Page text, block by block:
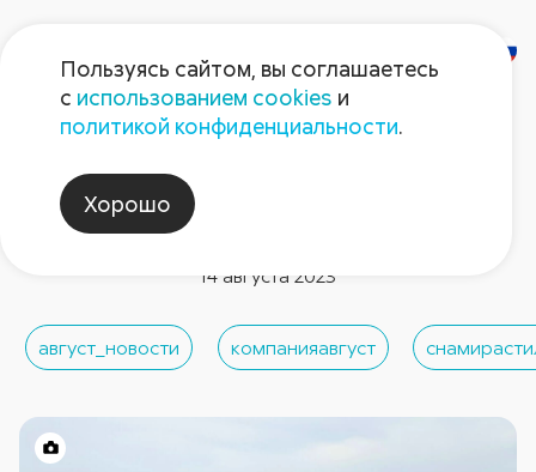
Новости компании
«Август» на Дне поля в
Красноярском крае
14 августа 2023
август_новости компанияавгуст
Пользуясь сайтом, вы соглашаетесь
с использованием cookies и
политикой конфиденциальности.
Хорошо